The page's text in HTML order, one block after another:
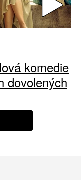
komedie
dovolených